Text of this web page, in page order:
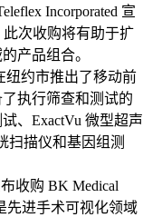
Incorporated 宣
此次收购将有助于扩
产品组合。
纽约市推出了移动前
执行筛查和测试的
、ExactVu 微型超声
扫描仪和基因组测
收购 BK Medical
先进手术可视化领域